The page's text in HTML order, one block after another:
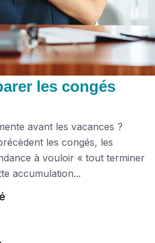
les congés
avant les vacances ?
les congés, les
à vouloir « tout terminer
accumulation...